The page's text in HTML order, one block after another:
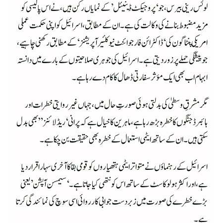
لوئس رینی بیرس، جو ‘پروجیکٹ ڈینیئل’ کے نمایاں رکن ہیں، نے اس پالیسی کو
مزید مضبوط بنانے کی وکالت کی ہے۔ ان کے مطابق، اسرائیل کو اپنی حکمت عملی
امریکی پنٹاگون کی ‘ڈاکٹرائن فار جوائنٹ نیوکلئیر آپریشنز ‘کے مطابق رکھنی چاہیے،
جو پیشگی حملے پر زور دیتی ہے۔اسرائیل کی جوہری صلاحیتوں کے بارے میں دانستہ
ابہام اب بھی ایک مؤثر سفارتی ڈھال کا کام دے رہا ہے۔
مگر مشرقِ وسطیٰ کی بدلتی ہوئی صورتِ حال میں، جہاں غیر روایتی خطرات اور
ہائبرڈ جنگوں کا خطرہ بڑھ رہا ہے، ماہرین کا خیال ہے کہ پرانی ‘ریڈ لائنز”بھی بدل
سکتی ہیں۔ ان کے ساتھ ایٹمی استعمال کے خطرہ بھی حقیقت بن چکا ہے۔
اسرائیل کے رہنماؤں نے متواتر ایٹمی ہتھیاروں کو قومی بقا کا آخری سہارا قرار دیا
ہے، اور اکثر ہولوکاسٹ کے ساتھ اس کو نتھی کیا جاتا ہے۔ ‘سیمسن آپشن’یعنی
بڑے خطرے کی صورت میں زبردست جوابی کارروائی اسی سوچ کی نمائندگی کرتا
ہے۔